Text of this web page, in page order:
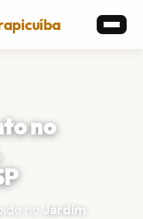
no
no Jardim